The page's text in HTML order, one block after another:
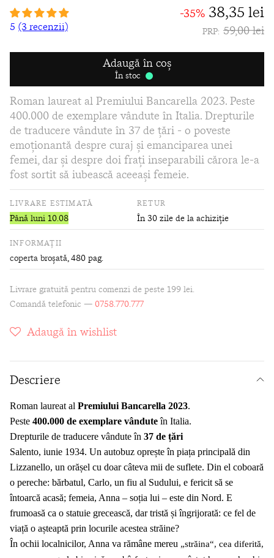
5 (3 recenzii)
-35% 38,35 lei
PRP: 59,00 lei
Adaugă în coș
În stoc
Roman laureat al Premiului Bancarella 2023. Peste
400.000 de exemplare vândute în Italia. Drepturile
de traducere vândute în 37 de țări - o poveste
emoționantă despre curaj și emanciparea unei
femei, dar și despre doi frați inseparabili cărora le-a
fost sortit să iubească aceeași femeie.
LIVRARE ESTIMATĂ
Până luni 10.08
RETUR
În 30 zile de la achiziție
INFORMAȚII
coperta broșată, 480 pag.
Livrare gratuită pentru comenzi de peste 199 lei.
Comandă telefonic — 0758.770.777
Adaugă în wishlist
Descriere
Roman laureat al Premiului Bancarella 2023.
Peste 400.000 de exemplare vânduteîn Italia.
Drepturile de traducere vândute în 37 de țări
Salento, iunie 1934. Un autobuz oprește în piața principală din
Lizzanello, un orășel cu doar câteva mii de suflete. Din el coboară
o pereche: bărbatul, Carlo, un fiu al Sudului, e fericit să se
întoarcă acasă; femeia, Anna – soția lui – este din Nord. E
frumoasă ca o statuie grecească, dar tristă și îngrijorată: ce fel de
viață o așteaptă prin locurile acestea străine?
În ochii localnicilor, Anna va rămâne mereu „străina“, cea diferită,